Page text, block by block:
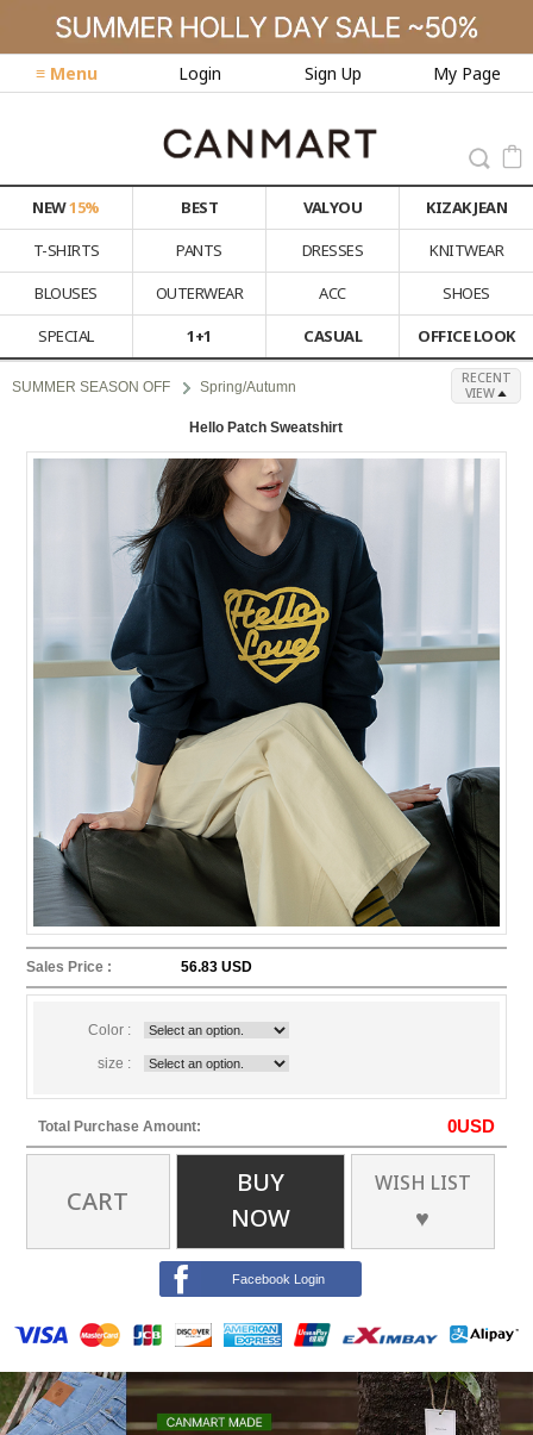
≡ Menu Login Sign Up My Page
NEW15% BEST VALYOU
KIZAK JEAN
T-SHIRTS
PANTS DRESSES
KNITWEAR
BLOUSES
OUTERWEAR ACC
SHOES
SPECIAL
1+1 CASUAL OFFICE LOOK
SUMMER SEASON OFF Spring/Autumn
RECENT
VIEW
Hello Patch Sweatshirt
Sales Price : 56.83 USD
Color :
size :
Total Purchase Amount: 0USD
CART
BUY
NOW
WISH LIST
♥
Facebook Login